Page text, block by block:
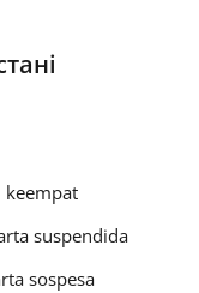
keempat
suspendida
sospesa